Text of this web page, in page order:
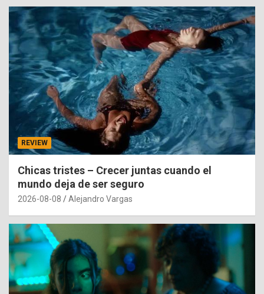
REVIEW
Chicas tristes – Crecer juntas cuando el
mundo deja de ser seguro
2026-08-08 Alejandro Vargas